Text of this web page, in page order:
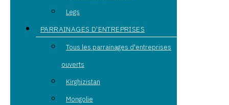
Legs
PARRAINAGES D'ENTREPRISES
Tous les parrainages d'entreprises
ouverts
Kirghizistan
Mongolie